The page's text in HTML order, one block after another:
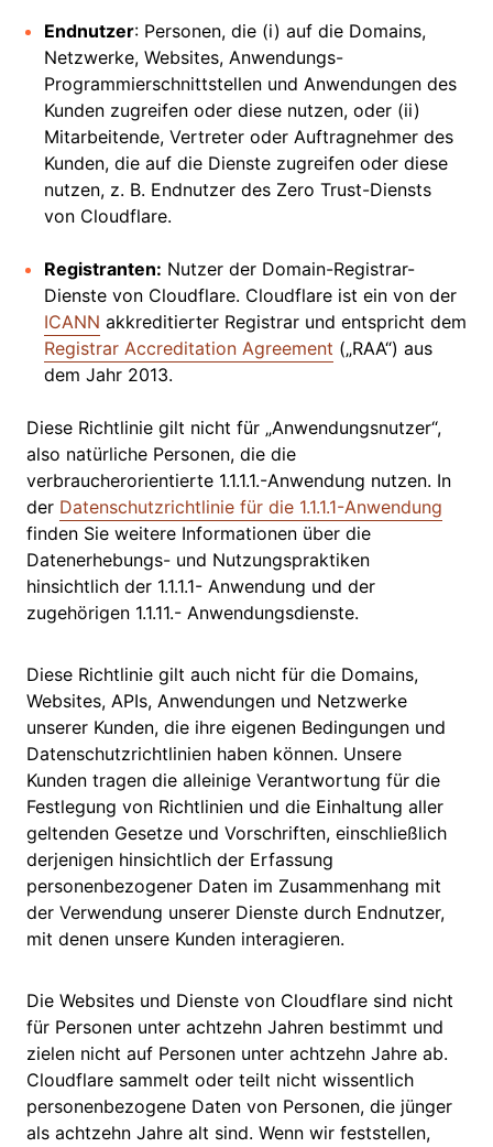
Endnutzer: Personen, die (i) auf die Domains,
Netzwerke, Websites, Anwendungs-
Programmierschnittstellen und Anwendungen des
Kunden zugreifen oder diese nutzen, oder (ii)
Mitarbeitende, Vertreter oder Auftragnehmer des
Kunden, die auf die Dienste zugreifen oder diese
nutzen, z. B. Endnutzer des Zero Trust-Diensts
von Cloudflare.
Registranten: Nutzer der Domain-Registrar-
Dienste von Cloudflare. Cloudflare ist ein von der
ICANN akkreditierter Registrar und entspricht dem
Registrar Accreditation Agreement („RAA“) aus
dem Jahr 2013.
Diese Richtlinie gilt nicht für „Anwendungsnutzer“,
also natürliche Personen, die die
verbraucherorientierte 1.1.1.1.-Anwendung nutzen. In
der Datenschutzrichtlinie für die 1.1.1.1-Anwendung
finden Sie weitere Informationen über die
Datenerhebungs- und Nutzungspraktiken
hinsichtlich der 1.1.1.1- Anwendung und der
zugehörigen 1.1.11.- Anwendungsdienste.
Diese Richtlinie gilt auch nicht für die Domains,
Websites, APIs, Anwendungen und Netzwerke
unserer Kunden, die ihre eigenen Bedingungen und
Datenschutzrichtlinien haben können. Unsere
Kunden tragen die alleinige Verantwortung für die
Festlegung von Richtlinien und die Einhaltung aller
geltenden Gesetze und Vorschriften, einschließlich
derjenigen hinsichtlich der Erfassung
personenbezogener Daten im Zusammenhang mit
der Verwendung unserer Dienste durch Endnutzer,
mit denen unsere Kunden interagieren.
Die Websites und Dienste von Cloudflare sind nicht
für Personen unter achtzehn Jahren bestimmt und
zielen nicht auf Personen unter achtzehn Jahre ab.
Cloudflare sammelt oder teilt nicht wissentlich
personenbezogene Daten von Personen, die jünger
als achtzehn Jahre alt sind. Wenn wir feststellen,